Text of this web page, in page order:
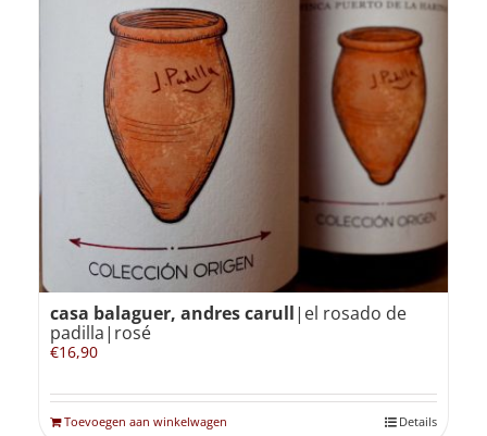
casa balaguer, andres carull|el rosado de
padilla|rosé
€16,90
Toevoegen aan winkelwagen Details